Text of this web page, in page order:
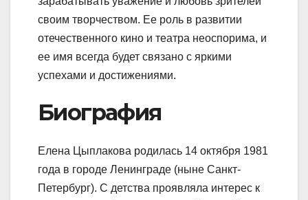
своим творчеством. Ее роль в развитии
отечественного кино и театра неоспорима, и
ее имя всегда будет связано с яркими
успехами и достижениями.
Биография
Елена Цыплакова родилась 14 октября 1981
года в городе Ленинграде (ныне Санкт-
Петербург). С детства проявляла интерес к